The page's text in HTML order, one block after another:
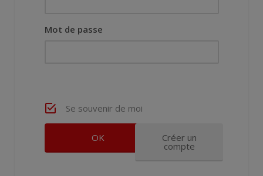
Mot de passe
Se souvenir de moi
Créer un
compte